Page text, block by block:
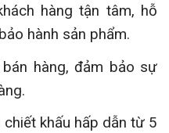
hàng tận tâm, hỗ
hành sản phẩm.
hàng, đảm bảo sự
chiết khấu hấp dẫn từ 5